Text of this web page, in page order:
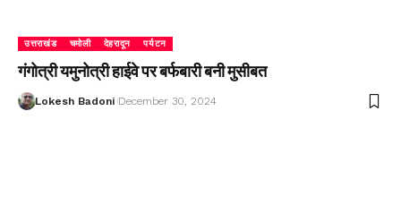
उत्तराखंड चमोली देहरादून पर्यटन
गंगोत्री यमुनोत्री हाईवे पर बर्फबारी बनी मुसीबत
Lokesh Badoni December 30, 2024